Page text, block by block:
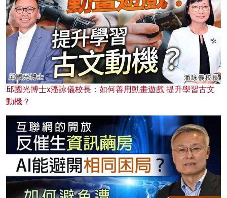
邱國光博士x潘詠儀校長：如何善用動畫遊戲 提升學習古文
動機？